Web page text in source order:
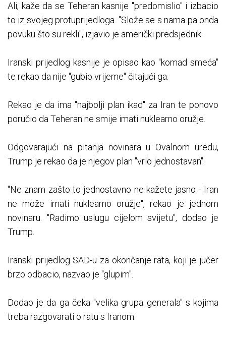
Ali, kaže da se Teheran kasnije "predomislio" i izbacio
to iz svojeg protuprijedloga. "Slože se s nama pa onda
povuku što su rekli", izjavio je američki predsjednik.
Iranski prijedlog kasnije je opisao kao "komad smeća"
te rekao da nije "gubio vrijeme" čitajući ga.
Rekao je da ima "najbolji plan ikad" za Iran te ponovo
poručio da Teheran ne smije imati nuklearno oružje.
Odgovarajući na pitanja novinara u Ovalnom uredu,
Trump je rekao da je njegov plan "vrlo jednostavan".
"Ne znam zašto to jednostavno ne kažete jasno - Iran
ne može imati nuklearno oružje", rekao je jednom
novinaru. "Radimo uslugu cijelom svijetu", dodao je
Trump.
Iranski prijedlog SAD-u za okončanje rata, koji je jučer
brzo odbacio, nazvao je "glupim".
Dodao je da ga čeka "velika grupa generala" s kojima
treba razgovarati o ratu s Iranom.